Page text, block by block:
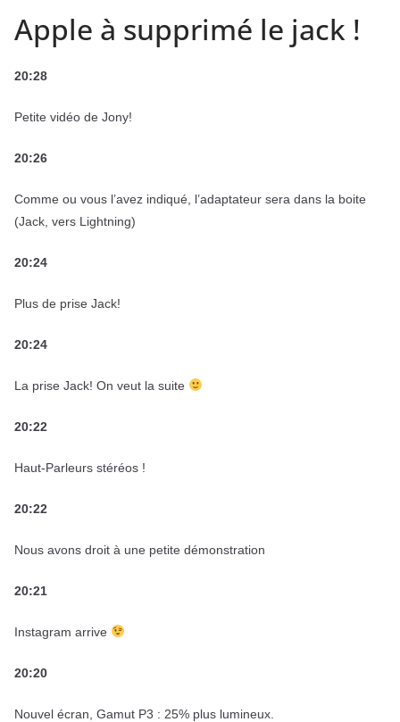
Apple à supprimé le jack !
20:28
Petite vidéo de Jony!
20:26
Comme ou vous l’avez indiqué, l’adaptateur sera dans la boite
(Jack, vers Lightning)
20:24
Plus de prise Jack!
20:24
La prise Jack! On veut la suite
20:22
Haut-Parleurs stéréos !
20:22
Nous avons droit à une petite démonstration
20:21
Instagram arrive
20:20
Nouvel écran, Gamut P3 : 25% plus lumineux.